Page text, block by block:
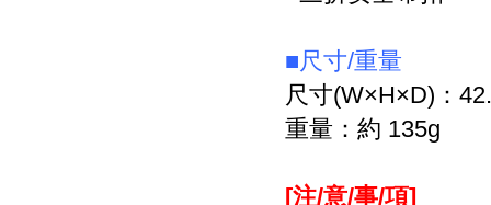
■尺寸/重量
尺寸(W×H×D)：
重量：約 135g
[注/意/事/項]